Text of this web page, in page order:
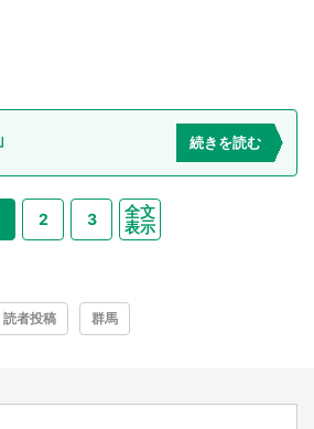
続きを読む
2 3
全文
表示
読者投稿 群馬